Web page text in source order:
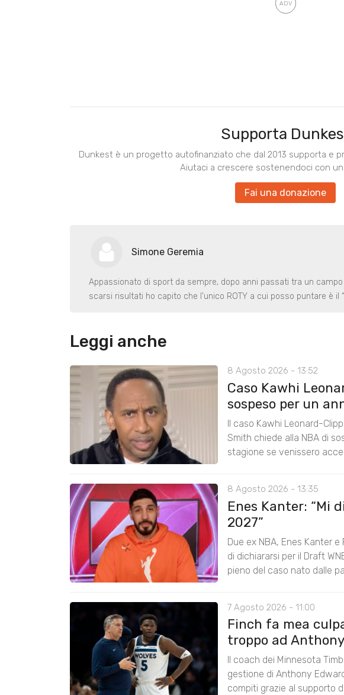
Supporta
Dunkest è un progetto autofinanziato che dal 2013 supporta e
Aiutaci a crescere sostenendoci con
Fai una donazione
Simone Geremia
Appassionato di sport da sempre, dopo anni passati tra un
scarsi risultati ho capito che l’unico ROTY a cui posso puntare è il
Leggi anche
8 Agosto 2026 - 13:52
Caso Kawhi
sospeso per un
Il caso Kawhi Leonard-
Smith chiede alla NBA di
stagione se venissero
8 Agosto 2026 - 13:35
Enes Kanter: “Mi
2027”
Due ex NBA, Enes Kanter
di dichiararsi per il Draft
pieno del caso nato dalle
7 Agosto 2026 - 11:00
Finch fa mea
troppo ad
Il coach dei Minnesota
gestione di Anthony
compiti grazie al supporto di